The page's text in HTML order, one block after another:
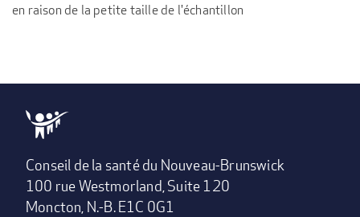
en raison de la petite taille de l'échantillon
Conseil de la santé du Nouveau-Brunswick
100 rue Westmorland, Suite 120
Moncton, N.-B. E1C 0G1